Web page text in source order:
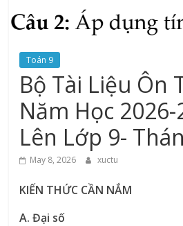
Toán 9
Bộ Tài Liệu Ôn
Năm Học
Lên Lớp 9-
May 8, 2026 xuctu
KIẾN THỨC CẦN NẮM
A. Đại số